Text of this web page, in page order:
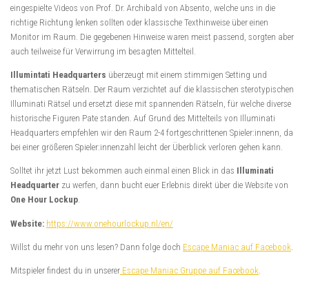
eingespielte Videos von Prof. Dr. Archibald von Absento, welche uns in die
richtige Richtung lenken sollten oder klassische Texthinweise über einen
Monitor im Raum. Die gegebenen Hinweise waren meist passend, sorgten aber
auch teilweise für Verwirrung im besagten Mittelteil.
Illumintati Headquarters überzeugt mit einem stimmigen Setting und
thematischen Rätseln. Der Raum verzichtet auf die klassischen sterotypischen
Illuminati Rätsel und ersetzt diese mit spannenden Rätseln, für welche diverse
historische Figuren Pate standen. Auf Grund des Mittelteils von Illuminati
Headquarters empfehlen wir den Raum 2-4 fortgeschrittenen Spieler:innenn, da
bei einer größeren Spieler:innenzahl leicht der Überblick verloren gehen kann.
Solltet ihr jetzt Lust bekommen auch einmal einen Blick in das Illuminati
Headquarter zu werfen, dann bucht euer Erlebnis direkt über die Website von
One Hour Lockup.
Website: https://www.onehourlockup.nl/en/
Willst du mehr von uns lesen? Dann folge doch Escape Maniac auf Facebook
Mitspieler findest du in unserer Escape Maniac Gruppe auf Facebook.